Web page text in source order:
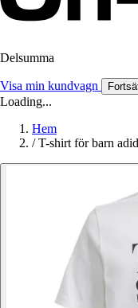
Delsumma
Visa min kundvagn
Loading...
Hem
/ T-shirt för barn